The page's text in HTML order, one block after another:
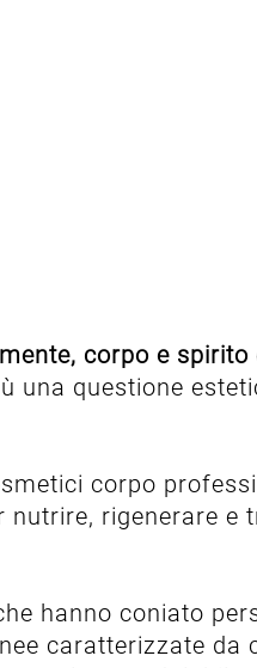
corpo e spirito
una questione
corpo
nutrire, rigenerare e
hanno coniato
caratterizzate da